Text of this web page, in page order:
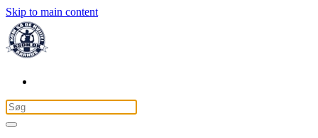
Skip to main content